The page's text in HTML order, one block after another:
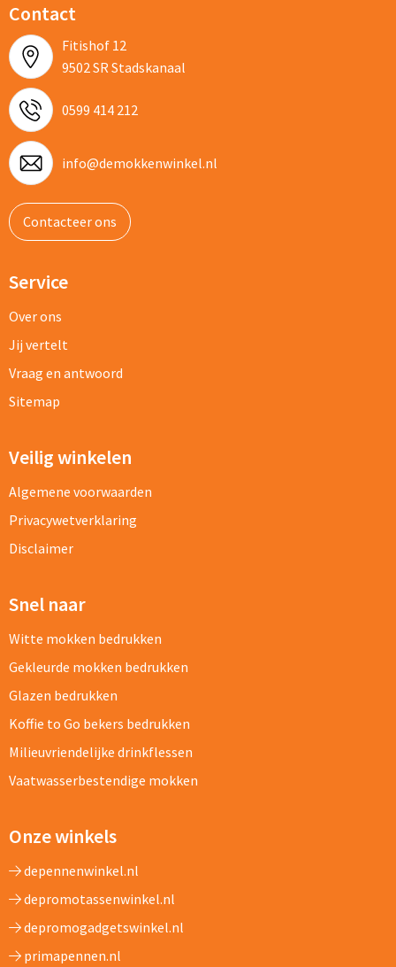
Contact
Fitishof 12
9502 SR Stadskanaal
0599 414 212
info@demokkenwinkel.nl
Contacteer ons
Service
Over ons
Jij vertelt
Vraag en antwoord
Sitemap
Veilig winkelen
Algemene voorwaarden
Privacywetverklaring
Disclaimer
Snel naar
Witte mokken bedrukken
Gekleurde mokken bedrukken
Glazen bedrukken
Koffie to Go bekers bedrukken
Milieuvriendelijke drinkflessen
Vaatwasserbestendige mokken
Onze winkels
depennenwinkel.nl
depromotassenwinkel.nl
depromogadgetswinkel.nl
primapennen.nl